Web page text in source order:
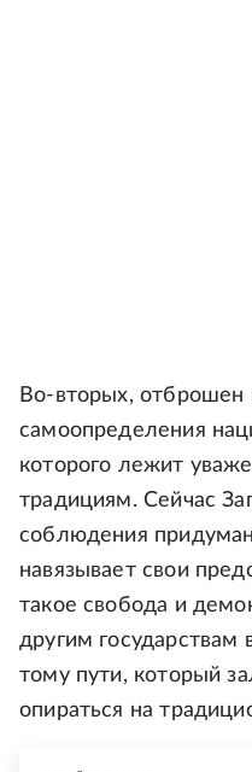
Во-вторых, отброшен
самоопределения
которого лежит
традициям. Сейчас
соблюдения
навязывает свои
такое свобода и
другим государствам
тому пути, который
опираться на